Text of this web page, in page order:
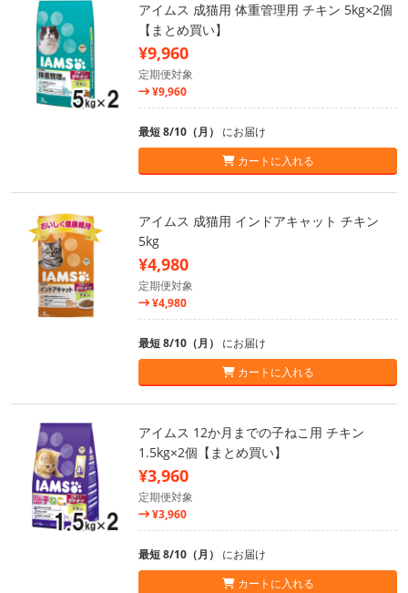
アイムス 成猫用 体重管理用 チキン 5kg×2個
【まとめ買い】
¥9,960
定期便対象
¥9,960
最短 8/10（月） にお届け
カートに入れる
アイムス 成猫用 インドアキャット チキン
5kg
¥4,980
定期便対象
¥4,980
最短 8/10（月） にお届け
カートに入れる
アイムス 12か月までの子ねこ用 チキン
1.5kg×2個【まとめ買い】
¥3,960
定期便対象
¥3,960
最短 8/10（月） にお届け
カートに入れる